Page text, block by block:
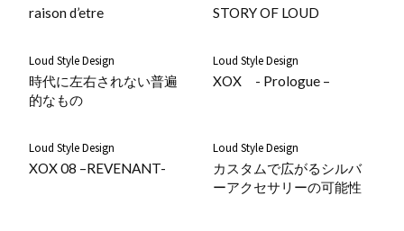
raison d’etre STORY OF LOUD
Loud Style Design
時代に左右されない普遍
的なもの
Loud Style Design
XOX - Prologue –
Loud Style Design
XOX 08 –REVENANT-
Loud Style Design
カスタムで広がるシルバ
ーアクセサリーの可能性